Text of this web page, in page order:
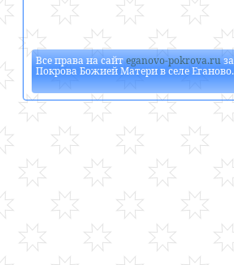
Все права на сайтeganovo-pokrova.ru
Покрова Божией Матери в селе Еганово